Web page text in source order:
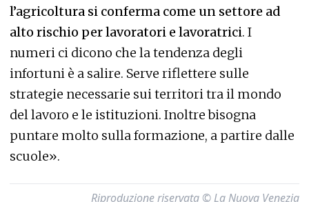
l’agricoltura si conferma come un settore ad
alto rischio per lavoratori e lavoratrici. I
numeri ci dicono che la tendenza degli
infortuni è a salire. Serve riflettere sulle
strategie necessarie sui territori tra il mondo
del lavoro e le istituzioni. Inoltre bisogna
puntare molto sulla formazione, a partire dalle
scuole».
Riproduzione riservata © La Nuova Venezia